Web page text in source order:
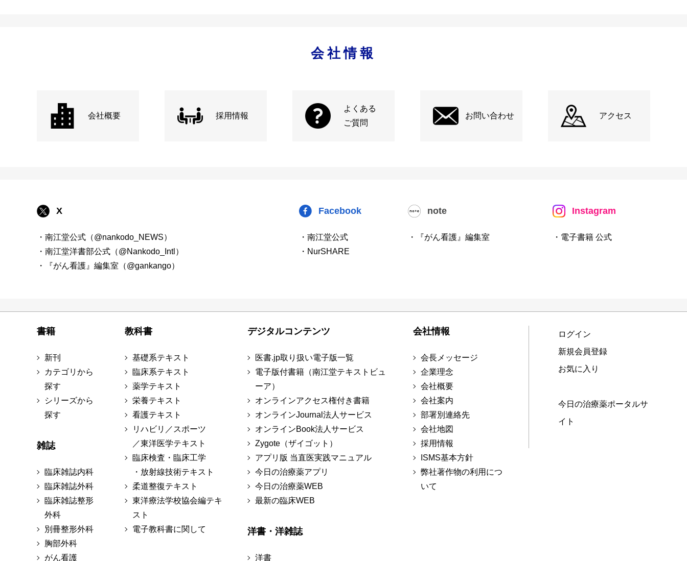
会社情報
会社概要 採用情報
よくある
ご質問
お問い合わせ アクセス
X
・南江堂公式（@nankodo_NEWS）
・南江堂洋書部公式（@Nankodo_Intl）
・『がん看護』編集室（@gankango）
Facebook
・南江堂公式
・NurSHARE
note
・『がん看護』編集室
Instagram
・電子書籍 公式
書籍
新刊
カテゴリから
探す
シリーズから
探す
雑誌
臨床雑誌内科
臨床雑誌外科
臨床雑誌整形
外科
別冊整形外科
胸部外科
がん看護
教科書
基礎系テキスト
臨床系テキスト
薬学テキスト
栄養テキスト
看護テキスト
リハビリ／スポーツ
／東洋医学テキスト
臨床検査・臨床工学
・放射線技術テキスト
柔道整復テキスト
東洋療法学校協会編テキ
スト
電子教科書に関して
デジタルコンテンツ
医書.jp取り扱い電子版一覧
電子版付書籍（南江堂テキストビュ
ーア）
オンラインアクセス権付き書籍
オンラインJournal法人サービス
オンラインBook法人サービス
Zygote（ザイゴット）
アプリ版 当直医実践マニュアル
今日の治療薬アプリ
今日の治療薬WEB
最新の臨床WEB
洋書・洋雑誌
洋書
会社情報
会長メッセージ
企業理念
会社概要
会社案内
部署別連絡先
会社地図
採用情報
ISMS基本方針
弊社著作物の利用につ
いて
ログイン
新規会員登録
お気に入り
今日の治療薬ポータルサ
イト